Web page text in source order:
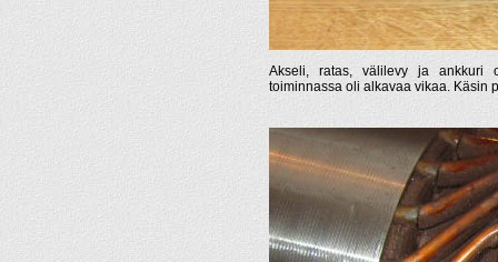
Akseli, ratas, välilevy ja ankkuri
toiminnassa oli alkavaa vikaa. Käsin